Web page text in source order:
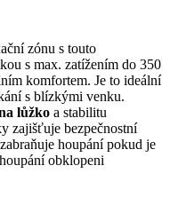
zónu s touto
s max. zatížením do 350
komfortem. Je to ideální
s blízkými venku.
lůžko a stabilitu
zajišťuje bezpečnostní
houpání pokud je
obklopeni